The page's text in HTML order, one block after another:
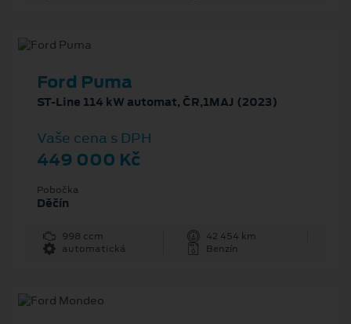
Ford Puma
ST-Line 114 kW automat, ČR,1MAJ (2023)
Vaše cena s DPH
449 000 Kč
Pobočka
Děčín
998 ccm
42 454 km
automatická
Benzín